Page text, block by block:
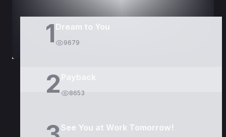
1 Dream to You
9679
2 8653
See You at Work Tomorrow!